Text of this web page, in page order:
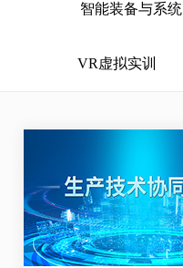
智能装备与系统
VR虚拟实训